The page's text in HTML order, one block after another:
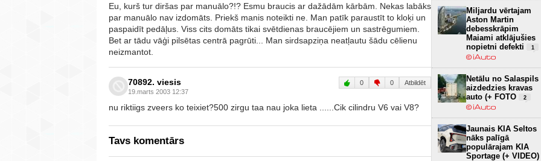
Eu, kurš tur diršas par manuālo?!? Esmu braucis ar dažādām kārbām. Nekas labāks
par manuālo nav izdomāts. Priekš manis noteikti ne. Man patīk paraustīt to kloķi un
paspaidīt pedāļus. Viss cits domāts tikai svētdienas braucējiem un sastrēgumiem.
Bet ar tādu vāģi pilsētas centrā pagrūti... Man sirdsapziņa neatļautu šādu cēlienu
neizmantot.
70892. viesis
19.marts 2003 12:37
0 0 Atbildēt
nu riktiigs zveers ko teixiet?500 zirgu taa nau joka lieta ......Cik cilindru V6 vai V8?
Tavs komentārs
Miljardu vērtajam
Aston Martin
debesskrāpim
Maiami atklājušies
nopietni defekti
1
Netālu no Salaspils
aizdedzies kravas
auto (+ FOTO
2
Jaunais KIA Seltos
nāks palīgā
populārajam KIA
Sportage (+ VIDEO)